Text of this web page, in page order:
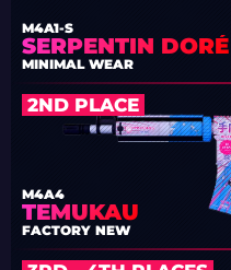
M4A1-S
SERPENTIN DORÉ
MINIMAL WEAR
2ND PLACE
M4A4
TEMUKAU
FACTORY NEW